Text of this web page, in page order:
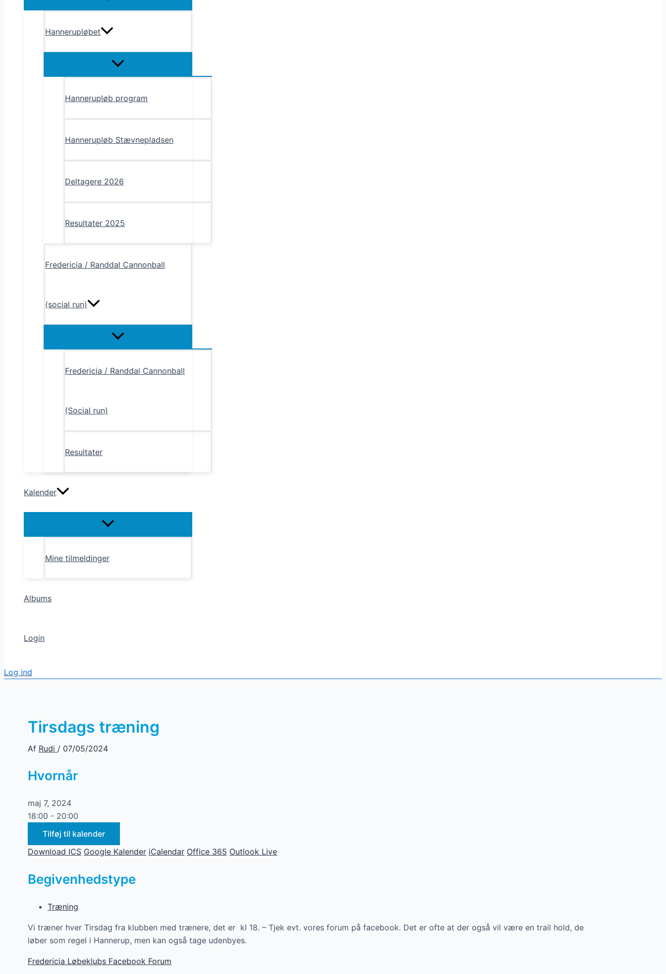
Hannerupløbet
Menu
Hannerupløb program
Hannerupløb Stævnepladsen
Deltagere 2026
Resultater 2025
Fredericia / Randdal Cannonball
(social run)
Menu
Fredericia / Randdal Cannonball
(Social run)
Resultater
Kalender
Menu
Mine tilmeldinger
Albums
Login
Log ind
Tirsdags træning
Af Rudi / 07/05/2024
Hvornår
maj 7, 2024
18:00 - 20:00
Tilføj til kalender
Download ICS Google Kalender iCalendar Office 365 Outlook Live
Begivenhedstype
Træning
Vi træner hver Tirsdag fra klubben med trænere, det er kl 18. – Tjek evt. vores forum på facebook. Det er ofte at der også vil være en trail hold, de
løber som regel i Hannerup, men kan også tage udenbyes.
Fredericia Løbeklubs Facebook Forum